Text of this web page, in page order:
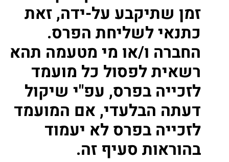
זמן שתיקבע על-ידה, זאת
כתנאי לשליחת הפרס.
החברה ו/או מי מטעמה תהא
רשאית לפסול כל מועמד
לזכייה בפרס, עפ"י שיקול
דעתה הבלעדי, אם המועמד
לזכייה בפרס לא יעמוד
בהוראות סעיף זה.